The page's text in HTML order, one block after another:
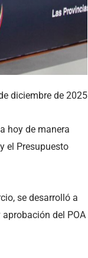
diciembre de 2025
hoy de manera
el Presupuesto
se desarrolló a
del POA